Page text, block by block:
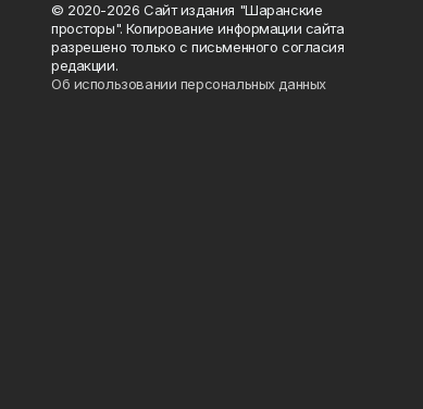
© 2020-2026 Сайт издания "Шаранские
просторы". Копирование информации сайта
разрешено только с письменного согласия
редакции.
Об использовании персональных данных